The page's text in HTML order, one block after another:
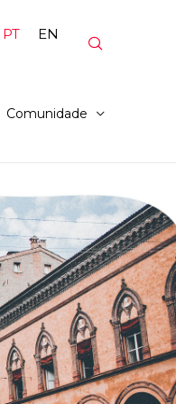
PT EN
Comunidade